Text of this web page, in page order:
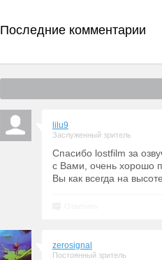
Последние комментарии
lilu9
Заслуженный зритель
Спасибо lostfilm за
с Вами, очень хорошо
Вы как всегда на
zerosignal
Постоянный зритель